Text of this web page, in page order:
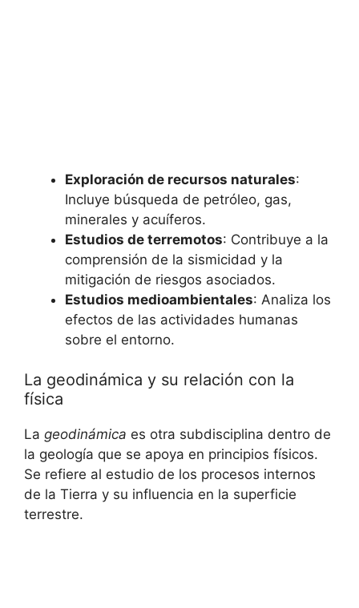
Exploración de recursos naturales:
Incluye búsqueda de petróleo, gas,
minerales y acuíferos.
Estudios de terremotos: Contribuye a la
comprensión de la sismicidad y la
mitigación de riesgos asociados.
Estudios medioambientales: Analiza los
efectos de las actividades humanas
sobre el entorno.
La geodinámica y su relación con la
física
La geodinámica es otra subdisciplina dentro de
la geología que se apoya en principios físicos.
Se refiere al estudio de los procesos internos
de la Tierra y su influencia en la superficie
terrestre.